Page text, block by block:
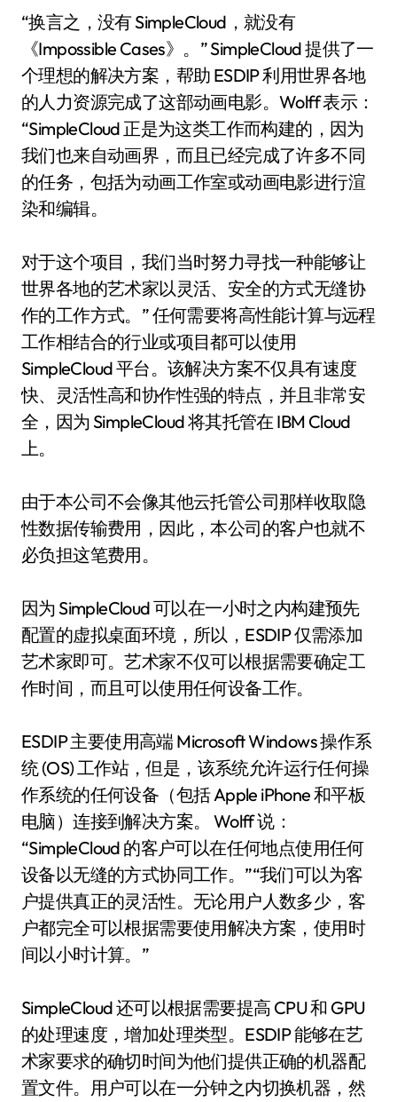
“换言之，没有 SimpleCloud，就没有
《Impossible Cases》。” SimpleCloud 提供了一
个理想的解决方案，帮助 ESDIP 利用世界各地
的人力资源完成了这部动画电影。Wolff 表示：
“SimpleCloud 正是为这类工作而构建的，因为
我们也来自动画界，而且已经完成了许多不同
的任务，包括为动画工作室或动画电影进行渲
染和编辑。
对于这个项目，我们当时努力寻找一种能够让
世界各地的艺术家以灵活、安全的方式无缝协
作的工作方式。” 任何需要将高性能计算与远程
工作相结合的行业或项目都可以使用
SimpleCloud 平台。该解决方案不仅具有速度
快、灵活性高和协作性强的特点，并且非常安
全，因为 SimpleCloud 将其托管在 IBM Cloud
上。
由于本公司不会像其他云托管公司那样收取隐
性数据传输费用，因此，本公司的客户也就不
必负担这笔费用。
因为 SimpleCloud 可以在一小时之内构建预先
配置的虚拟桌面环境，所以，ESDIP 仅需添加
艺术家即可。艺术家不仅可以根据需要确定工
作时间，而且可以使用任何设备工作。
ESDIP 主要使用高端 Microsoft Windows 操作系
统 (OS) 工作站，但是，该系统允许运行任何操
作系统的任何设备（包括 Apple iPhone 和平板
电脑）连接到解决方案。 Wolff 说：
“SimpleCloud 的客户可以在任何地点使用任何
设备以无缝的方式协同工作。”“我们可以为客
户提供真正的灵活性。无论用户人数多少，客
户都完全可以根据需要使用解决方案，使用时
间以小时计算。”
SimpleCloud 还可以根据需要提高 CPU 和 GPU
的处理速度，增加处理类型。ESDIP 能够在艺
术家要求的确切时间为他们提供正确的机器配
置文件。用户可以在一分钟之内切换机器，然